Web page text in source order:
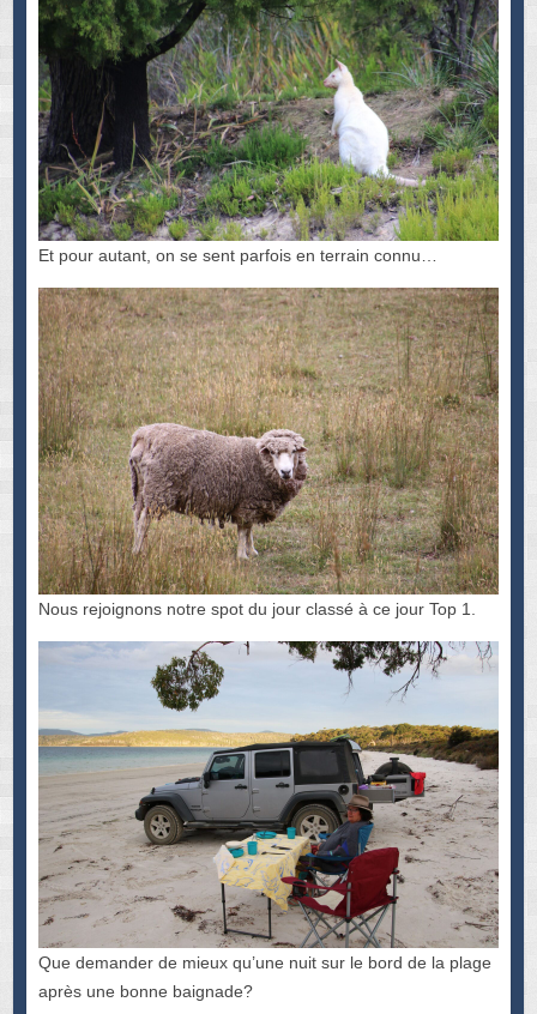
Et pour autant, on se sent parfois en terrain connu…
Nous rejoignons notre spot du jour classé à ce jour Top 1.
Que demander de mieux qu’une nuit sur le bord de la plage
après une bonne baignade?